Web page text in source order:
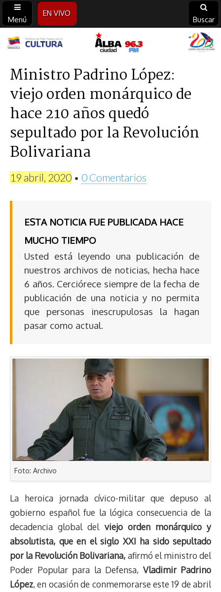
Menú
EN VIVO
Buscar
Alba
Ciudad
96.3
FM
Ministro Padrino López:
viejo orden monárquico de
hace 210 años quedó
sepultado por la Revolución
Bolivariana
19 abril, 2020 • 0 Comentarios
ESTA NOTICIA FUE PUBLICADA HACE
MUCHO TIEMPO
Usted está leyendo una publicación de
nuestros archivos de noticias, hecha hace
6 años. Cerciórece siempre de la fecha de
publicación de una noticia y no permita
que personas inescrupulosas la hagan
pasar como actual.
Foto: Archivo
La heroica jornada cívico-militar que depuso al
gobierno español fue la lógica consecuencia de la
decadencia global del viejo orden monárquico y
absolutista, que en el siglo XXI ha sido sepultado
por la Revolución Bolivariana, afirmó el ministro del
Poder Popular para la Defensa, Vladimir Padrino
López, en ocasión de conmemorarse este 19 de abril